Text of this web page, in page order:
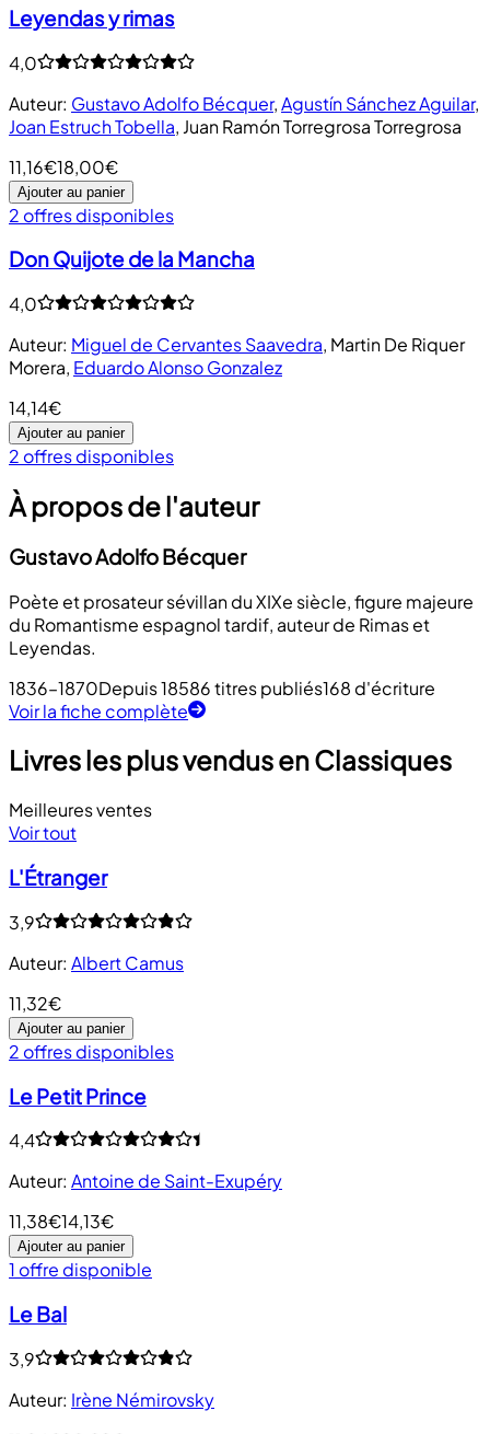
Leyendas y rimas
4,0
Auteur: Gustavo Adolfo Bécquer,Agustín Sánchez Aguilar,
Joan Estruch Tobella, Juan Ramón Torregrosa Torregrosa
11,16€18,00€
Ajouter au panier
2 offres disponibles
Don Quijote de la Mancha
4,0
Auteur: Miguel de Cervantes Saavedra, Martin De Riquer
Morera, Eduardo Alonso Gonzalez
14,14€
Ajouter au panier
2 offres disponibles
À propos de l'auteur
Gustavo Adolfo Bécquer
Poète et prosateur sévillan du XIXe siècle, figure majeure
du Romantisme espagnol tardif, auteur de Rimas et
Leyendas.
1836–1870Depuis 18586 titres publiés168 d'écriture
Voir la fiche complète
Livres les plus vendus en Classiques
Meilleures ventes
Voir tout
L'Étranger
3,9
Auteur: Albert Camus
11,32€
Ajouter au panier
2 offres disponibles
Le Petit Prince
4,4
Auteur: Antoine de Saint-Exupéry
11,38€14,13€
Ajouter au panier
1 offre disponible
Le Bal
3,9
Auteur: Irène Némirovsky